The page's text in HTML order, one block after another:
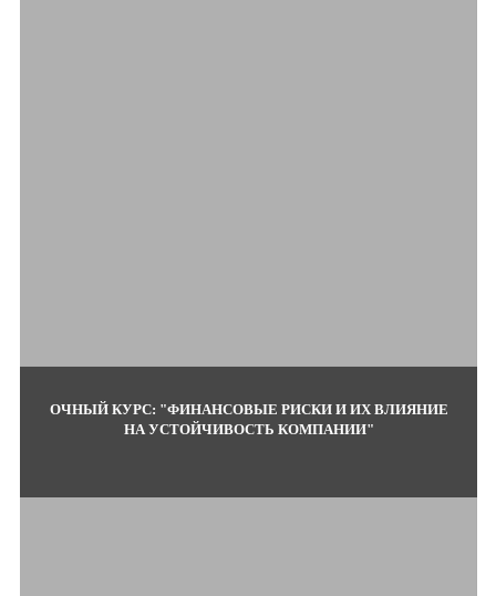
ОЧНЫЙ КУРС: "ФИНАНСОВЫЕ РИСКИ И ИХ ВЛИЯНИЕ
НА УСТОЙЧИВОСТЬ КОМПАНИИ"